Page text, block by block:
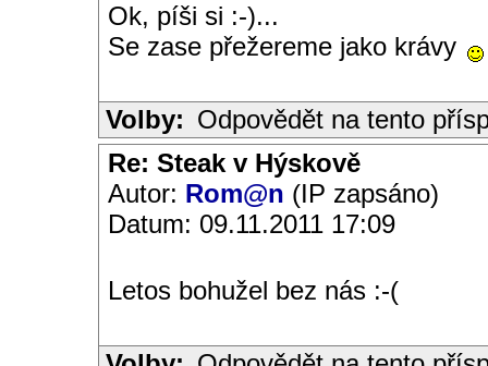
Ok, píši si :-)...
Se zase přežereme jako krávy
Volby: Odpovědět na tento
Re: Steak v Hýskově
Autor: Rom@n (IP zapsáno)
Datum: 09.11.2011 17:09
Letos bohužel bez nás :-(